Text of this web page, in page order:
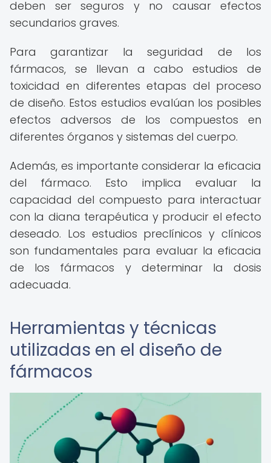
deben ser seguros y no causar efectos
secundarios graves.
Para garantizar la seguridad de los
fármacos, se llevan a cabo estudios de
toxicidad en diferentes etapas del proceso
de diseño. Estos estudios evalúan los posibles
efectos adversos de los compuestos en
diferentes órganos y sistemas del cuerpo.
Además, es importante considerar la eficacia
del fármaco. Esto implica evaluar la
capacidad del compuesto para interactuar
con la diana terapéutica y producir el efecto
deseado. Los estudios preclínicos y clínicos
son fundamentales para evaluar la eficacia
de los fármacos y determinar la dosis
adecuada.
Herramientas y técnicas
utilizadas en el diseño de
fármacos